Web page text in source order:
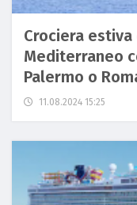
Crociera
Mediterraneo
Palermo o
11.08.2024 15:25